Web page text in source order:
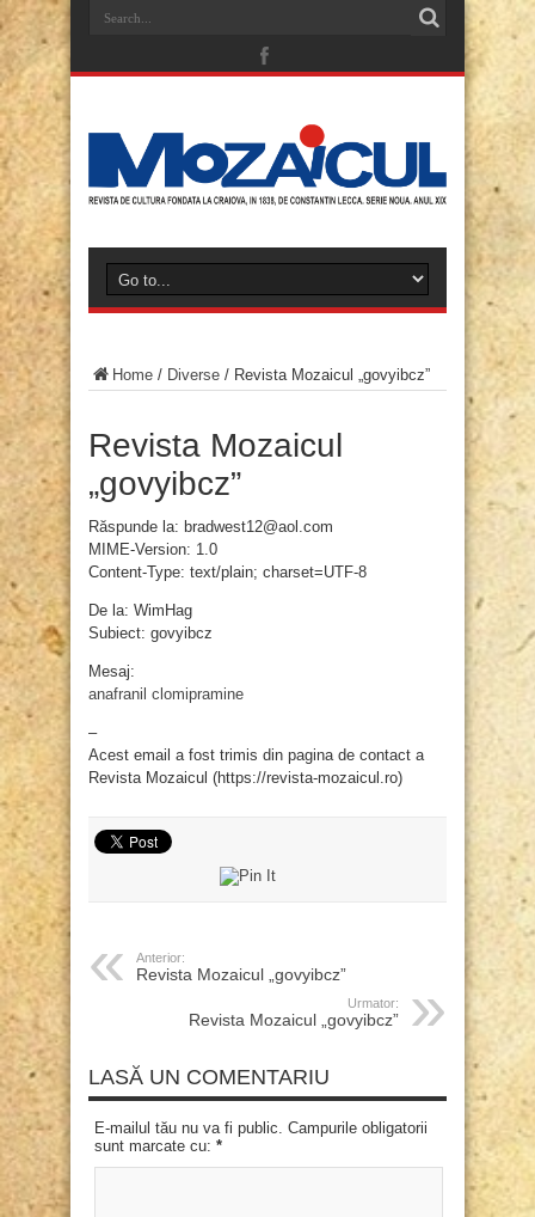
Home / Diverse / Revista Mozaicul „govyibcz”
Revista Mozaicul
„govyibcz”
Răspunde la: bradwest12@aol.com
MIME-Version: 1.0
Content-Type: text/plain; charset=UTF-8
De la: WimHag
Subiect: govyibcz
Mesaj:
anafranil clomipramine
–
Acest email a fost trimis din pagina de contact a
Revista Mozaicul (https://revista-mozaicul.ro)
Anterior:
Revista Mozaicul „govyibcz”
Urmator:
Revista Mozaicul „govyibcz”
LASĂ UN COMENTARIU
E-mailul tău nu va fi public. Campurile obligatorii
sunt marcate cu: *